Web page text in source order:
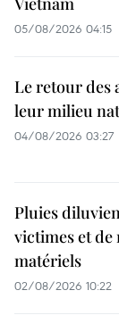
05/08/2026 04:15
Le retour des
leur milieu
04/08/2026 03:27
Pluies
victimes et de
matériels
02/08/2026 10:22